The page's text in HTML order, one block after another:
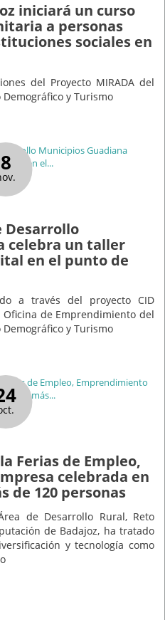
iniciará un curso
a personas
sociales en
del Proyecto MIRADA del
y Turismo
8
Desarrollo
celebra un taller
en el punto de
a través del proyecto CID
de Emprendimiento del
y Turismo
Ferias de Empleo,
celebrada en
de 120 personas
de Desarrollo Rural, Reto
de Badajoz, ha tratado
y tecnología como